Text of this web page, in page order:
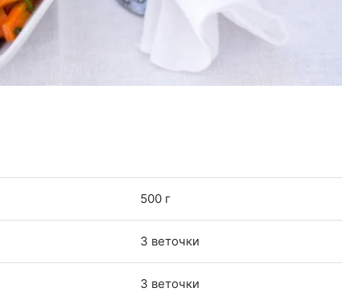
500 г
3 веточки
3 веточки